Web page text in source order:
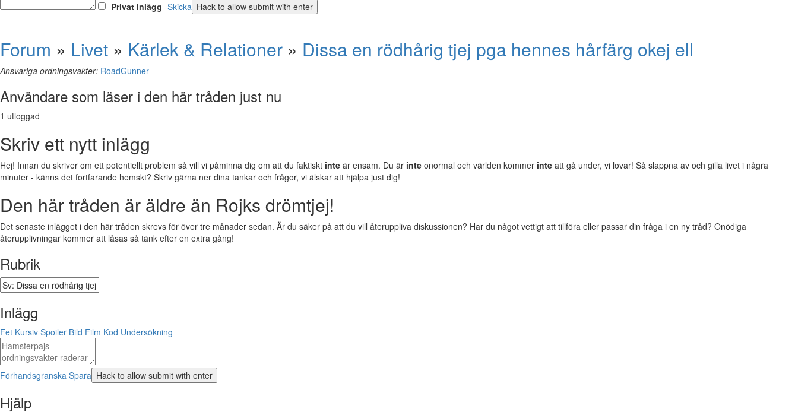
Privat inlägg Skicka
Forum » Livet » Kärlek & Relationer » Dissa en rödhårig tjej pga hennes hårfärg okej ell
Ansvariga ordningsvakter: RoadGunner
Användare som läser i den här tråden just nu
1 utloggad
Skriv ett nytt inlägg
Hej! Innan du skriver om ett potentiellt problem så vill vi påminna dig om att du faktiskt inte är ensam. Du är inte onormal och världen kommer inte att gå under, vi lovar! Så slappna av och gilla livet i några
minuter - känns det fortfarande hemskt? Skriv gärna ner dina tankar och frågor, vi älskar att hjälpa just dig!
Den här tråden är äldre än Rojks drömtjej!
Det senaste inlägget i den här tråden skrevs för över tre månader sedan. Är du säker på att du vill återuppliva diskussionen? Har du något vettigt att tillföra eller passar din fråga i en ny tråd? Onödiga
återupplivningar kommer att låsas så tänk efter en extra gång!
Rubrik
Inlägg
Fet Kursiv Spoiler Bild Film Kod Undersökning
Förhandsgranska Spara
Hjälp